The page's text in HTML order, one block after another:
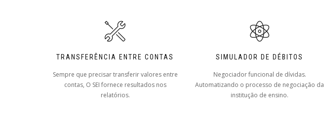
TRANSFERÊNCIA ENTRE CONTAS
Sempre que precisar transferir valores entre
contas, O SEI fornece resultados nos
relatórios.
SIMULADOR DE DÉBITOS
Negociador funcional de dívidas.
Automatizando o processo de negociação da
institução de ensino.